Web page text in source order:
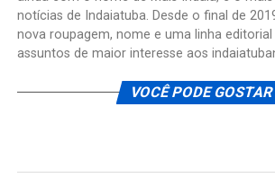
notícias de Indaiatuba. Desde o final de
nova roupagem, nome e uma linha
assuntos de maior interesse aos
VOCÊ PODE GOSTAR